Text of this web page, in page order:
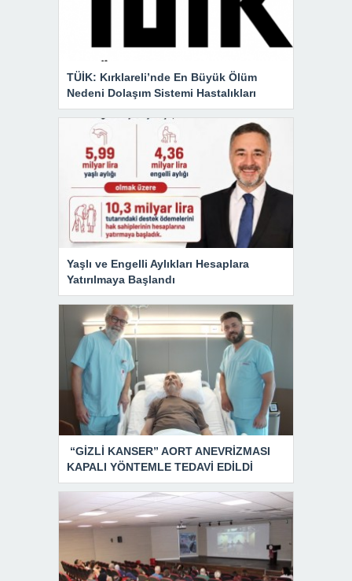
TÜİK: Kırklareli’nde En Büyük Ölüm
Nedeni Dolaşım Sistemi Hastalıkları
Yaşlı ve Engelli Aylıkları Hesaplara
Yatırılmaya Başlandı
“GİZLİ KANSER” AORT ANEVRİZMASI
KAPALI YÖNTEMLE TEDAVİ EDİLDİ